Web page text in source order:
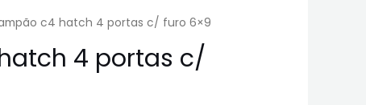
c4 hatch 4 portas c/ furo 6×9
4 portas c/